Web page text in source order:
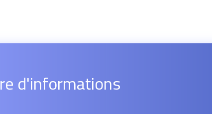
d'informations